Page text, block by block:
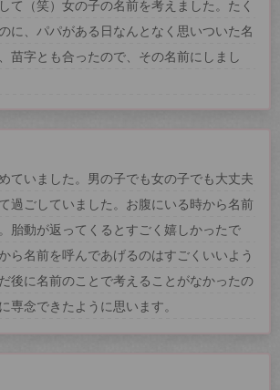
て（笑）女の子の名前を考えました。たく
に、パパがある日なんとなく思いついた名
苗字とも合ったので、その名前にしまし
ていました。男の子でも女の子でも大丈夫
過ごしていました。お腹にいる時から名前
胎動が返ってくるとすごく嬉しかったで
ら名前を呼んであげるのはすごくいいよう
後に名前のことで考えることがなかったの
専念できたように思います。